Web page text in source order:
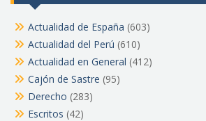
Actualidad de España (603)
Actualidad del Perú (610)
Actualidad en General (412)
Cajón de Sastre (95)
Derecho (283)
Escritos (42)